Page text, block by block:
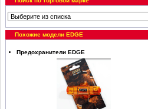
Похожие модели EDGE
Предохранители EDGE